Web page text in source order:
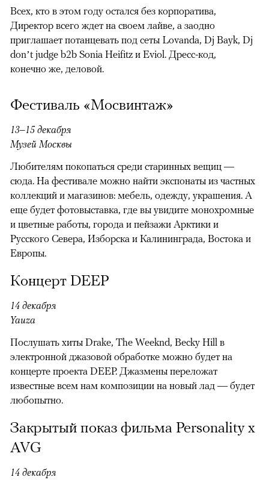
Всех, кто в этом году остался без корпоратива,
Директор всего ждет на своем лайве, а заодно
приглашает потанцевать под сеты Lovanda, Dj Bayk, Dj
don’t judge b2b Sonia Heifitz и Eviol. Дресс-код,
конечно же, деловой.
Фестиваль «Мосвинтаж»
13–15 декабря
Музей Москвы
Любителям покопаться среди старинных вещиц —
сюда. На фестивале можно найти экспонаты из частных
коллекций и магазинов: мебель, одежду, украшения. А
еще будет фотовыставка, где вы увидите монохромные
и цветные работы, города и пейзажи Арктики и
Русского Севера, Изборска и Калининграда, Востока и
Европы.
Концерт DEEP
14 декабря
Yauza
Послушать хиты Drake, The Weeknd, Becky Hill в
электронной джазовой обработке можно будет на
концерте проекта DEEP. Джазмены переложат
известные всем нам композиции на новый лад — будет
любопытно.
Закрытый показ фильма Personality x
AVG
14 декабря